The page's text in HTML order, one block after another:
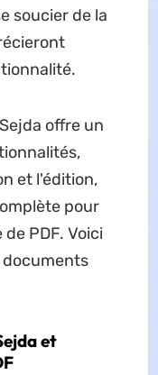
soucier de la
offre un
et l'édition,
pour
PDF. Voici
documents
et